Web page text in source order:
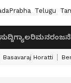
Telugu
ಸುದ್ದಿಗ್ಯಾಲರಿಮನರಂಜನೆ
Basavaraj Horatti